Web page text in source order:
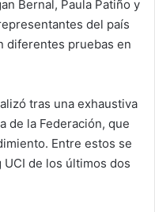
Bernal, Paula Patiño y
del país
diferentes pruebas en
tras una exhaustiva
de la Federación, que
Entre estos se
de los últimos dos